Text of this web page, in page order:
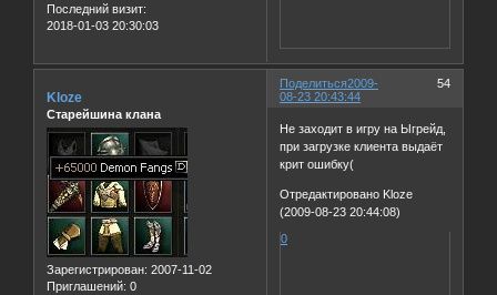
Последний визит:
2018-01-03 20:30:03
Поделиться 54
2009-
08-23 20:43:44
Kloze
Старейшина клана
Зарегистрирован: 2007-11-02
Приглашений: 0
Не заходит в игру на Ыгрейд,
при загрузке клиента выдаёт
крит ошибку(
Отредактировано Kloze
(2009-08-23 20:44:08)
0